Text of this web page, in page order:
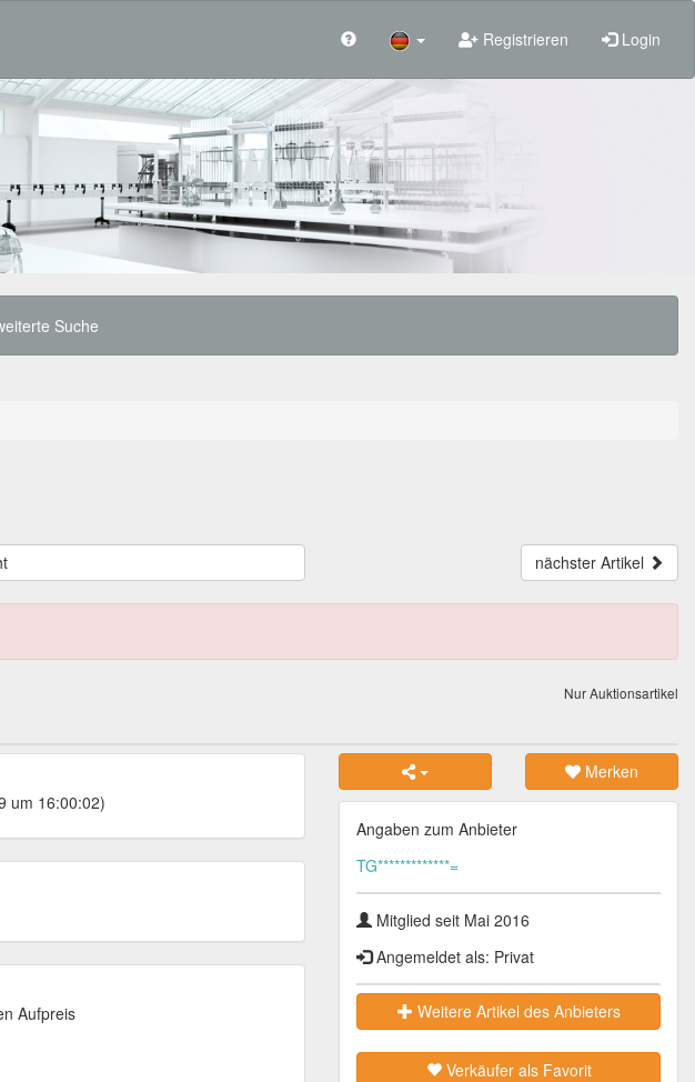
Registrieren Login
Suche
nächster Artikel
Nur Auktionsartikel
um 16:00:02)
Aufpreis
Merken
Angaben zum Anbieter
TG*************=
Mitglied seit Mai 2016
Angemeldet als: Privat
Weitere Artikel des Anbieters
Verkäufer als Favorit